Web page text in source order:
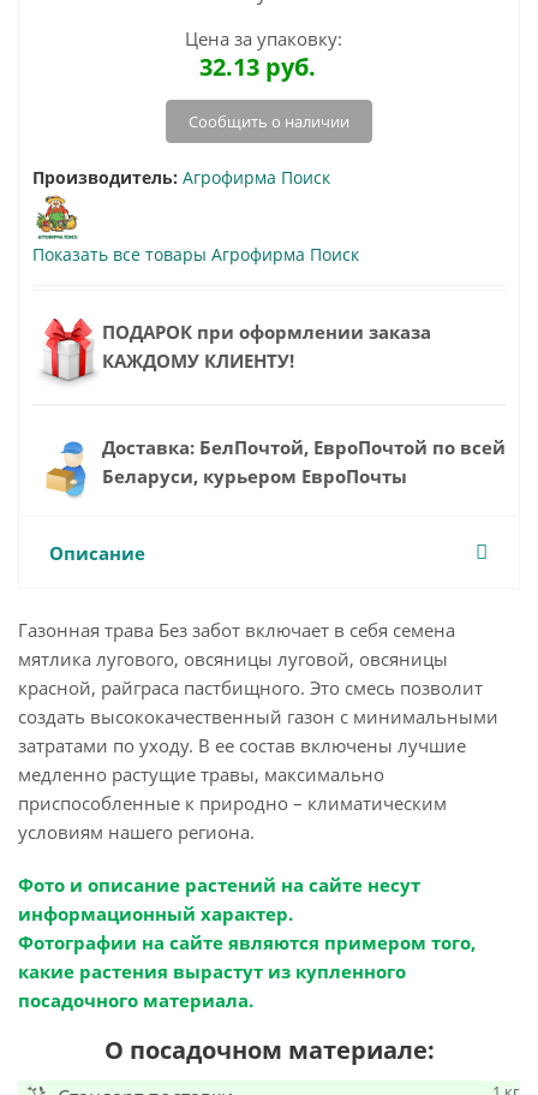
Цена за упаковку:
32.13руб.
Сообщить о наличии
Производитель: Агрофирма Поиск
Показать все товары Агрофирма Поиск
ПОДАРОК при оформлении заказа
КАЖДОМУ КЛИЕНТУ!
Доставка: БелПочтой, ЕвроПочтой по всей
Беларуси, курьером ЕвроПочты
Описание
Газонная трава Без забот включает в себя семена
мятлика лугового, овсяницы луговой, овсяницы
красной, райграса пастбищного. Это смесь позволит
создать высококачественный газон с минимальными
затратами по уходу. В ее состав включены лучшие
медленно растущие травы, максимально
приспособленные к природно – климатическим
условиям нашего региона.
Фото и описание растений на сайте несут
информационный характер.
Фотографии на сайте являются примером того,
какие растения вырастут из купленного
посадочного материала.
О посадочном материале: